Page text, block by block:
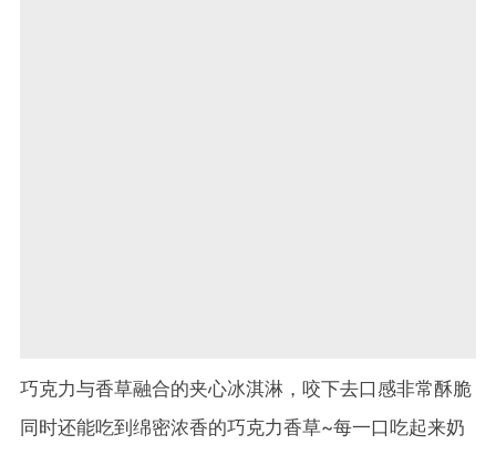
巧克力与香草融合的夹心冰淇淋，咬下去口感非常酥脆
同时还能吃到绵密浓香的巧克力香草~每一口吃起来奶